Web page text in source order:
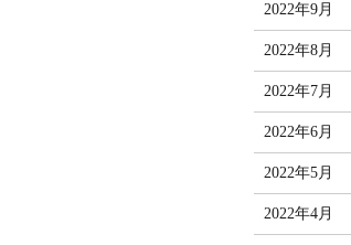
2022年9月
2022年8月
2022年7月
2022年6月
2022年5月
2022年4月